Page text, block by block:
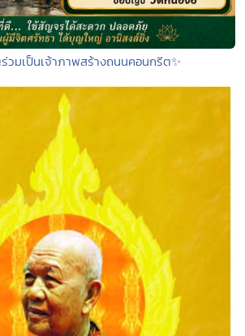
วมเป็นเจ้าภาพสร้างถนนคอนกรีต✨